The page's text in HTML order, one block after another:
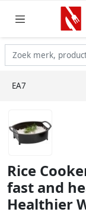
EA7
Rice
fast and
Healthier